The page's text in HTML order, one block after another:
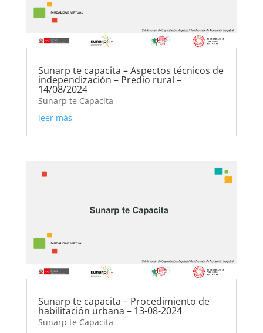
Sunarp te capacita – Aspectos técnicos de
independización – Predio rural –
14/08/2024
Sunarp te Capacita
leer más
Sunarp te capacita – Procedimiento de
habilitación urbana – 13-08-2024
Sunarp te Capacita